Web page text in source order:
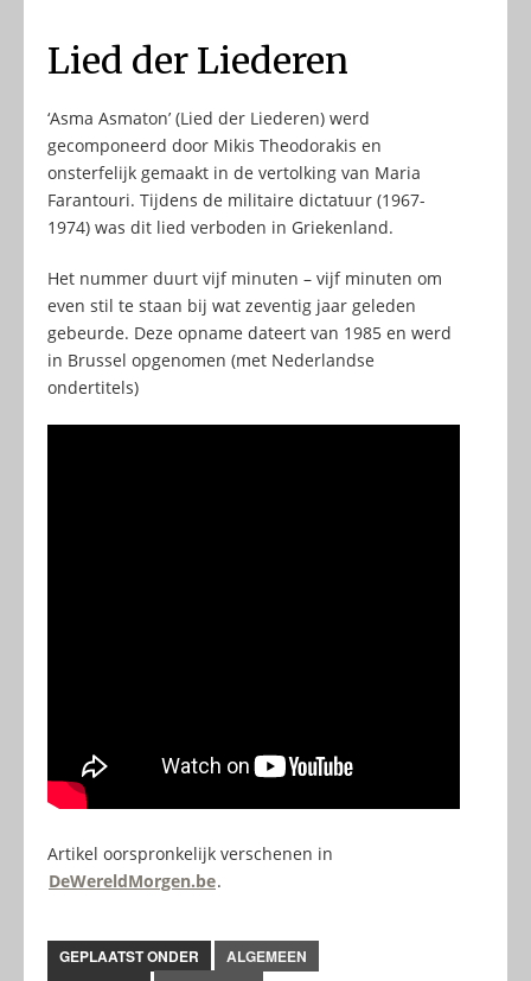
Lied der Liederen
‘Asma Asmaton’ (Lied der Liederen) werd
gecomponeerd door Mikis Theodorakis en
onsterfelijk gemaakt in de vertolking van Maria
Farantouri. Tijdens de militaire dictatuur (1967-
1974) was dit lied verboden in Griekenland.
Het nummer duurt vijf minuten – vijf minuten om
even stil te staan bij wat zeventig jaar geleden
gebeurde. Deze opname dateert van 1985 en werd
in Brussel opgenomen (met Nederlandse
ondertitels)
Artikel oorspronkelijk verschenen in
DeWereldMorgen.be.
GEPLAATST ONDER
ALGEMEEN